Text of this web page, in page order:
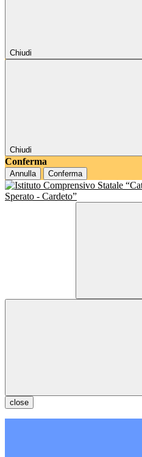
Chiudi
Chiudi
Conferma
Annulla Conferma
close